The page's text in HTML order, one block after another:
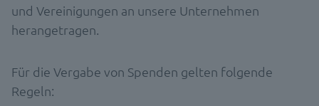
und Vereinigungen an unsere Unternehmen
herangetragen.
Für die Vergabe von Spenden gelten folgende
Regeln: